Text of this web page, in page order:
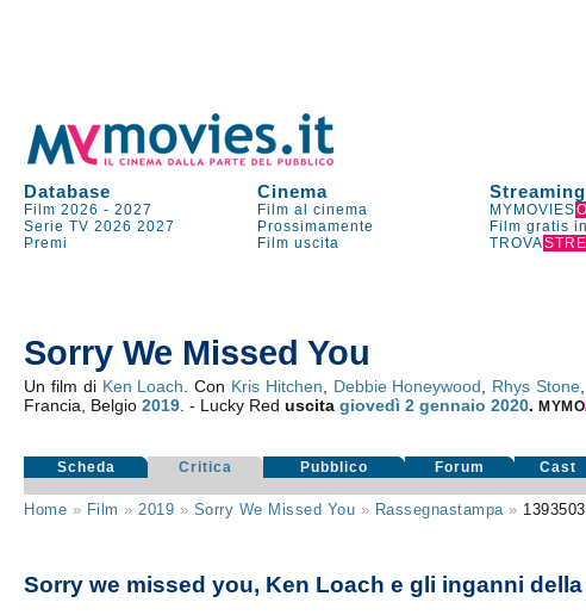
Database Cinema Streaming
Film 2026 -2027 Film al cinema MYMOVIES
Serie TV 2026 2027 Prossimamente Film gratis
Premi
Film uscita TROVA
Sorry We Missed You
Un film di Ken Loach . Con Kris Hitchen Debbie Honeywood Rhys Stone,
Francia, Belgio2019 . - Lucky Reduscitagiovedì 2 gennaio 2020.MYMO
Scheda Critica Pubblico Forum Cast
Home » Film » 2019 » Sorry We Missed You » Rassegnastampa» 1393503
Sorry we missed you, Ken Loach e gli inganni